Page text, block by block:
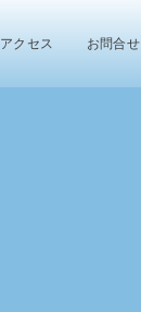
アクセス お問合せ